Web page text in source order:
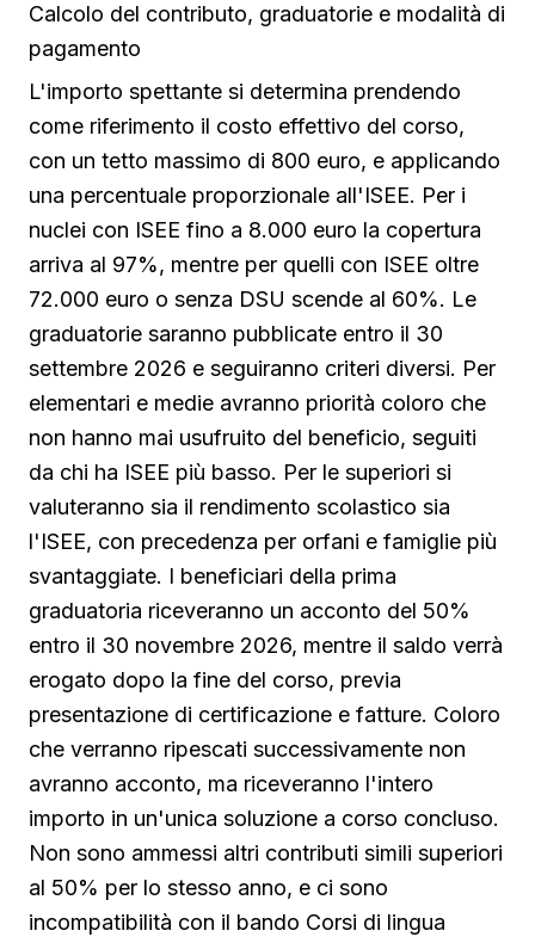
Calcolo del contributo, graduatorie e modalità di
pagamento
L'importo spettante si determina prendendo
come riferimento il costo effettivo del corso,
con un tetto massimo di 800 euro, e applicando
una percentuale proporzionale all'ISEE. Per i
nuclei con ISEE fino a 8.000 euro la copertura
arriva al 97%, mentre per quelli con ISEE oltre
72.000 euro o senza DSU scende al 60%. Le
graduatorie saranno pubblicate entro il 30
settembre 2026 e seguiranno criteri diversi. Per
elementari e medie avranno priorità coloro che
non hanno mai usufruito del beneficio, seguiti
da chi ha ISEE più basso. Per le superiori si
valuteranno sia il rendimento scolastico sia
l'ISEE, con precedenza per orfani e famiglie più
svantaggiate. I beneficiari della prima
graduatoria riceveranno un acconto del 50%
entro il 30 novembre 2026, mentre il saldo verrà
erogato dopo la fine del corso, previa
presentazione di certificazione e fatture. Coloro
che verranno ripescati successivamente non
avranno acconto, ma riceveranno l'intero
importo in un'unica soluzione a corso concluso.
Non sono ammessi altri contributi simili superiori
al 50% per lo stesso anno, e ci sono
incompatibilità con il bando Corsi di lingua